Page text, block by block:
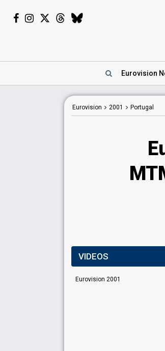
Eurovision
Eurovision 2001 Portugal
VIDEOS
Eurovision 2001